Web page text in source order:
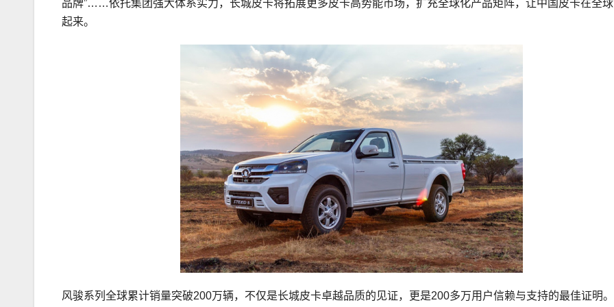
品牌”……依托集团强大体系实力，长城皮卡将拓展更多皮卡高势能市场，扩充全球化产品矩阵，让中国皮卡在全
起来。
风骏系列全球累计销量突破200万辆，不仅是长城皮卡卓越品质的见证，更是200多万用户信赖与支持的最佳证明